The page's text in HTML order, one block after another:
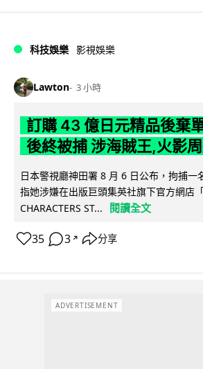
科技娛樂 影視娛樂
Lawton 3 小時
訂購 43 億日元精品後棄
後終被捕 涉海賊王,火影
日本警視廳神田署 8 月 6 日公布，拘捕一
指她涉嫌在出版巨頭集英社旗下官方網店
CHARACTERS ST...
閱讀全文
35 3 ↗ 分享
ADVERTISEMENT